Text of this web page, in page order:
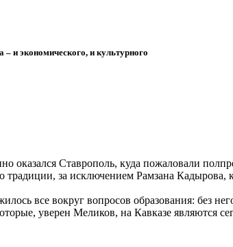
и экономического, и культурного
оказался Ставрополь, куда пожаловали
традиции, за исключением Рамзана
все вокруг вопросов образования: без
уверен Меликов, на Кавказе являются